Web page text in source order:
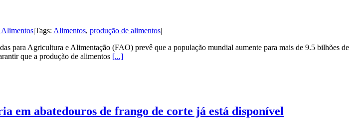
Alimentos|Tags: Alimentos, produção de alimentos|
Agricultura e Alimentação (FAO) prevê que a população mundial aumente para mais de 9.5 bilhões de
que a produção de alimentos [...]
em abatedouros de frango de corte já está disponível